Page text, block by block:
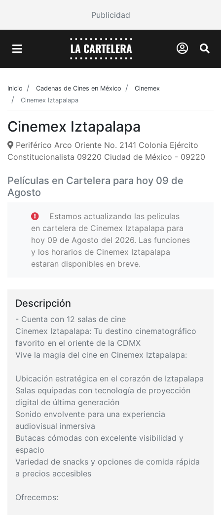
Publicidad
Inicio Cadenas de Cines en México
Cinemex
Cinemex Iztapalapa
Cinemex Iztapalapa
Periférico Arco Oriente No. 2141 Colonia Ejército
Constitucionalista 09220 Ciudad de México - 09220
Películas en Cartelera para hoy 09 de
Agosto
Estamos actualizando las peliculas
en cartelera de Cinemex Iztapalapa para
hoy 09 de Agosto del 2026. Las funciones
y los horarios de Cinemex Iztapalapa
estaran disponibles en breve.
Descripción
- Cuenta con 12 salas de cine
Cinemex Iztapalapa: Tu destino cinematográfico
favorito en el oriente de la CDMX
Vive la magia del cine en Cinemex Iztapalapa:
Ubicación estratégica en el corazón de Iztapalapa
Salas equipadas con tecnología de proyección
digital de última generación
Sonido envolvente para una experiencia
audiovisual inmersiva
Butacas cómodas con excelente visibilidad y
espacio
Variedad de snacks y opciones de comida rápida
a precios accesibles
Ofrecemos: